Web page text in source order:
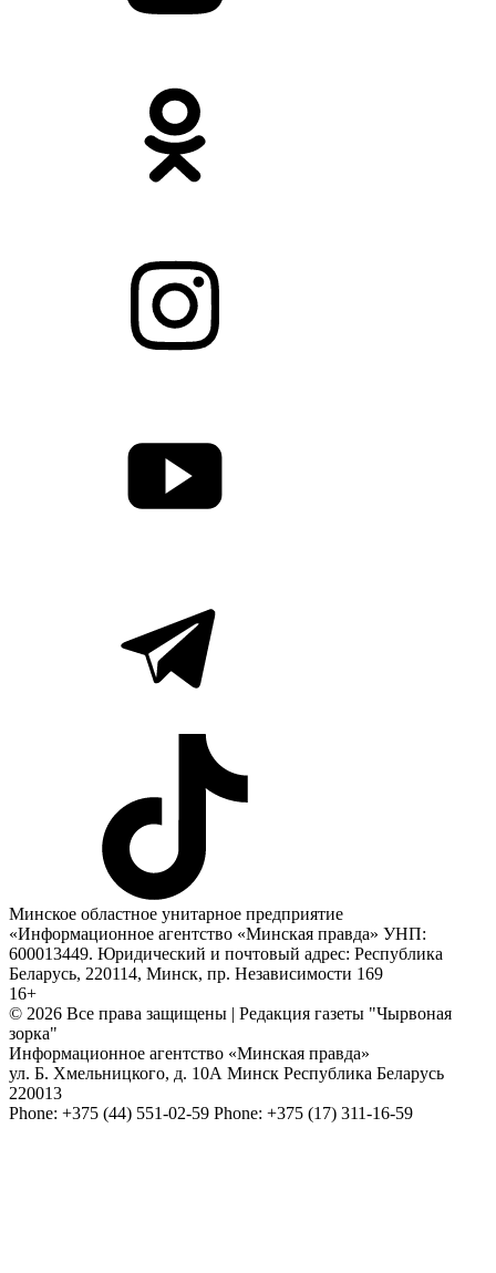
Минское областное унитарное предприятие
«Информационное агентство «Минская правда» УНП:
600013449. Юридический и почтовый адрес: Республика
Беларусь, 220114, Минск, пр. Независимости 169
16+
© 2026 Все права защищены | Редакция газеты "Чырвоная
зорка"
Информационное агентство «Минская правда»
ул. Б. Хмельницкого, д. 10А Минск Республика Беларусь
220013
Phone: +375 (44) 551-02-59 Phone: +375 (17) 311-16-59